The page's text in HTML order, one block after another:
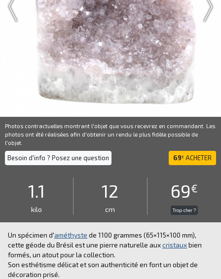
Photos contractuelles montrant l'objet que vous recevrez en commandant. Les
photos ont été réalisées afin d'obtenir un rendu le plus fidèle possible de
l'objet.
Besoin d'info ? Posez une question 69€ ACHETER
1.1
kilo
12
cm
69€
Trop cher ?
Un spécimen d'améthyste de 1100 grammes (65×115×100 mm),
cette géode du Brésil est une pierre naturelle auxcristauxbien
formés, un atout pour la collection.
Son esthétisme délicat et son authenticité en font un objet de
décoration prisé.